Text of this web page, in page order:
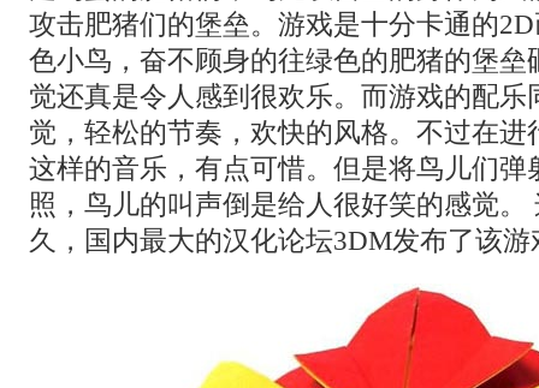
攻击肥猪们的堡垒。游戏是十分卡通的
色小鸟，奋不顾身的往绿色的肥猪的堡垒
觉还真是令人感到很欢乐。而游戏的配乐
觉，轻松的节奏，欢快的风格。不过在进
这样的音乐，有点可惜。但是将鸟儿们弹
照，鸟儿的叫声倒是给人很好笑的感觉。
久，国内最大的汉化论坛3DM发布了该